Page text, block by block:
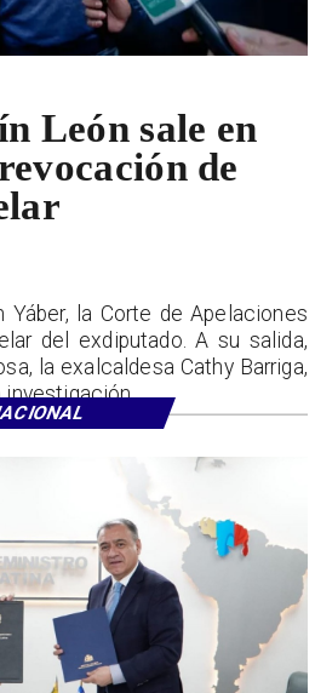
León sale en
de
Yáber, la Corte de Apelaciones
del exdiputado. A su salida,
la exalcaldesa Cathy Barriga,
investigación.